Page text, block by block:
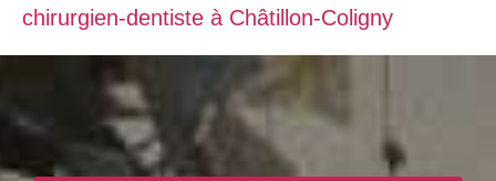
chirurgien-dentiste à Châtillon-Coligny